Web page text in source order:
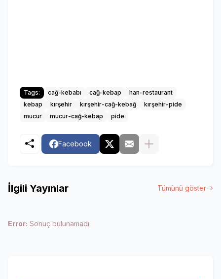
Tags: cağ-kebabı cağ-kebap
han-restaurant
kebap
kırşehir kırşehir-cağ-kebağ
kırşehir-pide
mucur
mucur-cağ-kebap pide
Facebook
İlgili Yayınlar Tümünü göster
Error: Sonuç bulunamadı